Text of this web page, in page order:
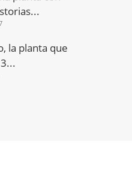
la planta que